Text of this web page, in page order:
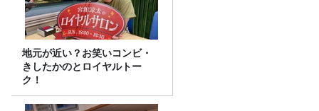
地元が近い？お笑いコンビ・
きしたかのとロイヤルトー
ク！